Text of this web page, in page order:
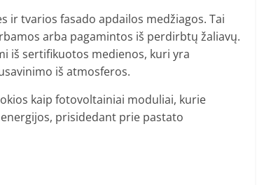
ir tvarios fasado apdailos medžiagos. Tai
arba pagamintos iš perdirbtų žaliavų.
iš sertifikuotos medienos, kuri yra
iš atmosferos.
kaip fotovoltainiai moduliai, kurie
prisidedant prie pastato